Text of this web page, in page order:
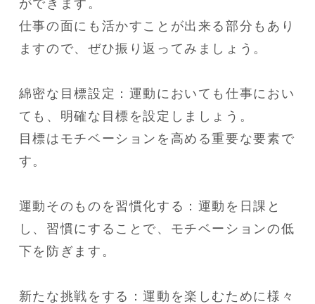
ができます。
仕事の面にも活かすことが出来る部分もあり
ますので、ぜひ振り返ってみましょう。
綿密な目標設定：運動においても仕事におい
ても、明確な目標を設定しましょう。
目標はモチベーションを高める重要な要素で
す。
運動そのものを習慣化する：運動を日課と
し、習慣にすることで、モチベーションの低
下を防ぎます。
新たな挑戦をする：運動を楽しむために様々